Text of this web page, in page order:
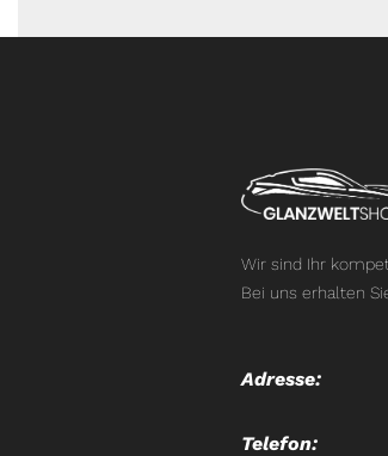
Wir sind Ihr
Bei uns erhalten
Adresse:
Telefon: